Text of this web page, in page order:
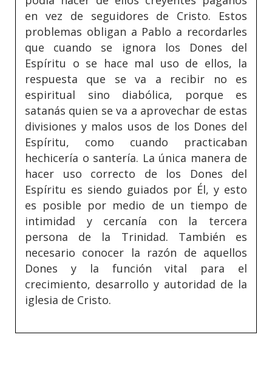
en vez de seguidores de Cristo. Estos
problemas obligan a Pablo a recordarles
que cuando se ignora los Dones del
Espíritu o se hace mal uso de ellos, la
respuesta que se va a recibir no es
espiritual sino diabólica, porque es
satanás quien se va a aprovechar de estas
divisiones y malos usos de los Dones del
Espíritu, como cuando practicaban
hechicería o santería. La única manera de
hacer uso correcto de los Dones del
Espíritu es siendo guiados por Él, y esto
es posible por medio de un tiempo de
intimidad y cercanía con la tercera
persona de la Trinidad. También es
necesario conocer la razón de aquellos
Dones y la función vital para el
crecimiento, desarrollo y autoridad de la
iglesia de Cristo.